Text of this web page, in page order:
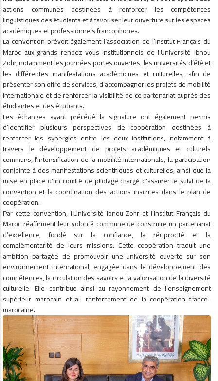
actions communes destinées à renforcer les compétences
linguistiques des étudiants et à favoriser leur ouverture sur les espaces
académiques et professionnels francophones.
La convention prévoit également l’association de l’Institut Français du
Maroc aux grands rendez-vous institutionnels de l’Université Ibnou
Zohr, notamment les journées portes ouvertes, les universités d’été et
les différentes manifestations académiques et culturelles, afin de
présenter son offre de services, d’accompagner les projets de mobilité
internationale et de renforcer la visibilité de ce partenariat auprès des
étudiantes et des étudiants.
Les échanges ayant précédé la signature ont également permis
d’identifier plusieurs perspectives de coopération destinées à
renforcer les synergies entre les deux institutions, notamment à
travers le développement de projets académiques et culturels
communs, l’intensification de la mobilité internationale, la participation
conjointe à des manifestations scientifiques et culturelles, ainsi que la
mise en place d’un comité de pilotage chargé d’assurer le suivi de la
convention et la coordination des actions inscrites dans le plan de
coopération.
Par cette convention, l’Université Ibnou Zohr et l’Institut Français du
Maroc réaffirment leur volonté commune de construire un partenariat
d’excellence, fondé sur la confiance, la réciprocité et la
complémentarité de leurs missions. Cette coopération traduit une
ambition partagée de promouvoir une université ouverte sur son
environnement international, engagée dans le développement des
compétences, la circulation des savoirs et la valorisation de la diversité
culturelle. Elle contribue ainsi au rayonnement de l’enseignement
supérieur marocain et au renforcement de la coopération franco-
marocaine.